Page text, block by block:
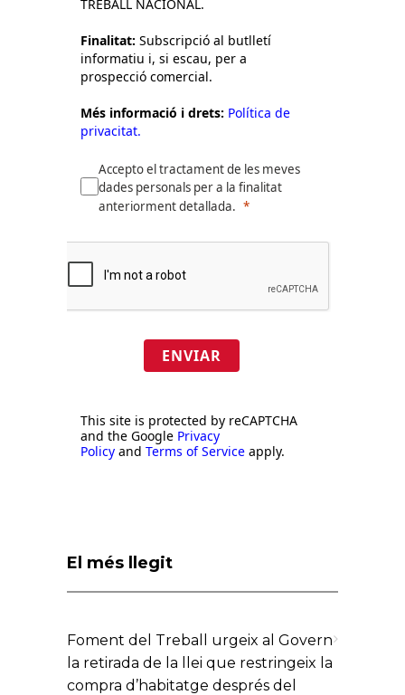
TREBALL NACIONAL.
Finalitat: Subscripció al butlletí
informatiu i, si escau, per a
prospecció comercial.
Més informació i drets: Política de
privacitat.
Accepto el tractament de les meves
dades personals per a la finalitat
anteriorment detallada.
ENVIAR
This site is protected by reCAPTCHA
and the Google Privacy
Policy and Terms of Service apply.
El més llegit
Foment del Treball urgeix al Govern
la retirada de la llei que restringeix la
compra d’habitatge després del